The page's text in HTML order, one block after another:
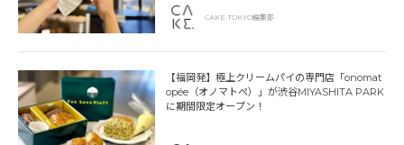
CAKE.TOKYO編集部
【福岡発】極上クリームパイの専門店「onomat
opée（オノマトペ）」が渋谷MIYASHITA PARK
に期間限定オープン！